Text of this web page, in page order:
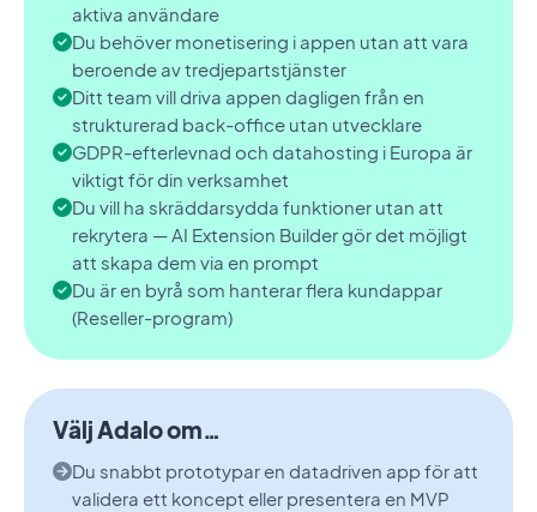
aktiva användare
Du behöver monetisering i appen utan att vara
beroende av tredjepartstjänster
Ditt team vill driva appen dagligen från en
strukturerad back-office utan utvecklare
GDPR-efterlevnad och datahosting i Europa är
viktigt för din verksamhet
Du vill ha skräddarsydda funktioner utan att
rekrytera — AI Extension Builder gör det möjligt
att skapa dem via en prompt
Du är en byrå som hanterar flera kundappar
(Reseller-program)
Välj Adalo om…
Du snabbt prototypar en datadriven app för att
validera ett koncept eller presentera en MVP